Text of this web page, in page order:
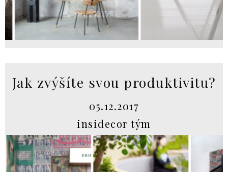
Jak zvýšíte svou produktivitu?
05.12.2017
insidecor tým